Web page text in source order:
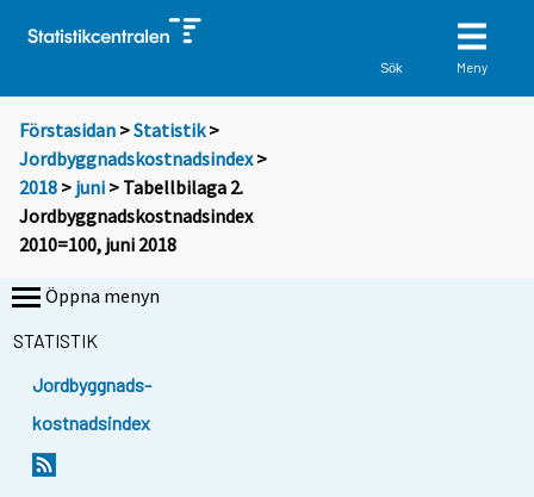
Sök Meny
Förstasidan >Statistik >
Jordbyggnadskostnadsindex>
2018 > juni > Tabellbilaga 2.
Jordbyggnadskostnadsindex
2010=100, juni 2018
Öppna menyn
STATISTIK
Jordbyggnads-
kostnadsindex